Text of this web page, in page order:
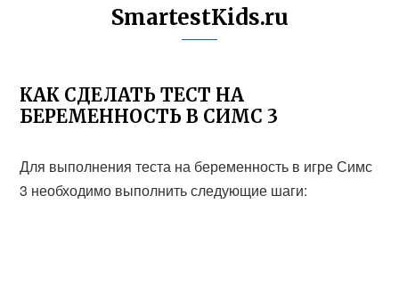
SmartestKids.ru
КАК СДЕЛАТЬ ТЕСТ НА
БЕРЕМЕННОСТЬ В СИМС 3
Для выполнения теста на беременность в игре Симс
3 необходимо выполнить следующие шаги: